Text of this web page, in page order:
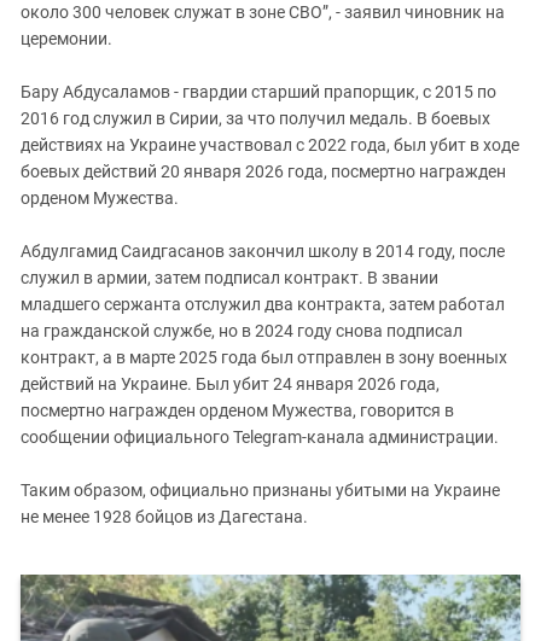
около 300 человек служат в зоне СВО”, - заявил чиновник на
церемонии.
Бару Абдусаламов - гвардии старший прапорщик, с 2015 по
2016 год служил в Сирии, за что получил медаль. В боевых
действиях на Украине участвовал с 2022 года, был убит в ходе
боевых действий 20 января 2026 года, посмертно награжден
орденом Мужества.
Абдулгамид Саидгасанов закончил школу в 2014 году, после
служил в армии, затем подписал контракт. В звании
младшего сержанта отслужил два контракта, затем работал
на гражданской службе, но в 2024 году снова подписал
контракт, а в марте 2025 года был отправлен в зону военных
действий на Украине. Был убит 24 января 2026 года,
посмертно награжден орденом Мужества, говорится в
сообщении официального Telegram-канала администрации.
Таким образом, официально признаны убитыми на Украине
не менее 1928 бойцов из Дагестана.